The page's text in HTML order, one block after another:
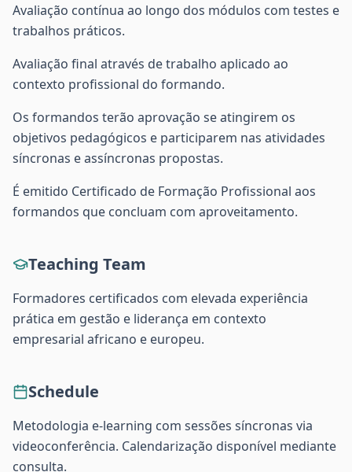
Avaliação contínua ao longo dos módulos com testes e
trabalhos práticos.
Avaliação final através de trabalho aplicado ao
contexto profissional do formando.
Os formandos terão aprovação se atingirem os
objetivos pedagógicos e participarem nas atividades
síncronas e assíncronas propostas.
É emitido Certificado de Formação Profissional aos
formandos que concluam com aproveitamento.
Teaching Team
Formadores certificados com elevada experiência
prática em gestão e liderança em contexto
empresarial africano e europeu.
Schedule
Metodologia e-learning com sessões síncronas via
videoconferência. Calendarização disponível mediante
consulta.